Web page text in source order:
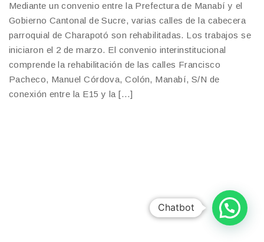
Mediante un convenio entre la Prefectura de Manabí y el
Gobierno Cantonal de Sucre, varias calles de la cabecera
parroquial de Charapotó son rehabilitadas. Los trabajos se
iniciaron el 2 de marzo. El convenio interinstitucional
comprende la rehabilitación de las calles Francisco
Pacheco, Manuel Córdova, Colón, Manabí, S/N de
conexión entre la E15 y la […]
Chatbot